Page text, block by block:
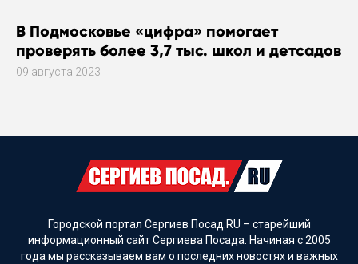
В Подмосковье «цифра» помогает
проверять более 3,7 тыс. школ и детсадов
09 августа 2023
Городской портал Сергиев Посад.RU – старейший
информационный сайт Сергиева Посада. Начиная с 2005
года мы рассказываем вам о последних новостях и важных